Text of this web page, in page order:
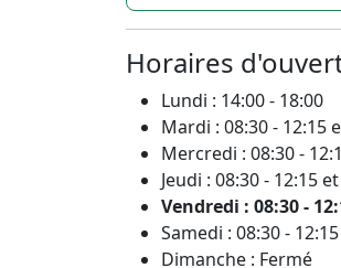
Horaires
Lundi : 14:00 - 18:00
Mardi : 08:30 - 12:15
Mercredi : 08:30 -
Jeudi : 08:30 - 12:15
Vendredi : 08:30 -
Samedi : 08:30 - 12:15
Dimanche : Fermé